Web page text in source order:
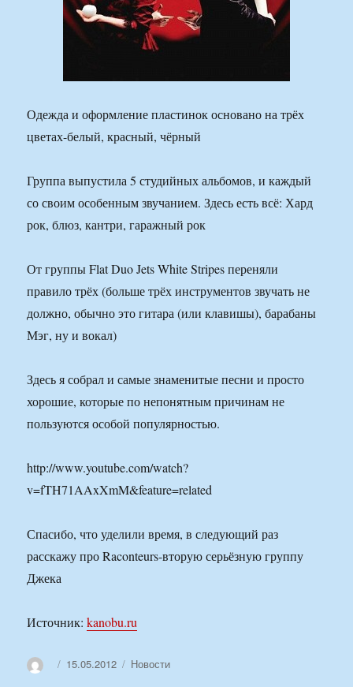
Одежда и оформление пластинок основано на трёх
цветах-белый, красный, чёрный
Группа выпустила 5 студийных альбомов, и каждый
со своим особенным звучанием. Здесь есть всё: Хард
рок, блюз, кантри, гаражный рок
От группы Flat Duo Jets White Stripes переняли
правило трёх (больше трёх инструментов звучать не
должно, обычно это гитара (или клавишы), барабаны
Мэг, ну и вокал)
Здесь я собрал и самые знаменитые песни и просто
хорошие, которые по непонятным причинам не
пользуются особой популярностью.
http://www.youtube.com/watch?
v=fTH71AAxXmM&feature=related
Спасибо, что уделили время, в следующий раз
расскажу про Raconteurs-вторую серьёзную группу
Джека
Источник:kanobu.ru
АвторОпубликовано
15.05.2012 Рубрики
Новости